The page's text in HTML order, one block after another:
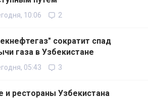
10:06 2
сократит спад
газа в Узбекистане
05:43 3
и рестораны Узбекистана